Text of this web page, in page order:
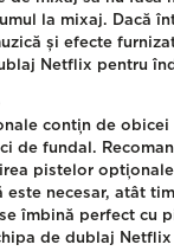
la mixaj. Dacă
și efecte
Netflix pentru
conțin de
de fundal.
pistelor opționale
este necesar, atât
îmbină perfect cu
de dublaj